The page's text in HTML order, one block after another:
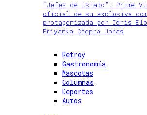
“Jefes de Estado”: Prime
oficial de su explosiva
protagonizada por Idris
Priyanka Chopra Jonas
Retroy
Gastronomía
Mascotas
Columnas
Deportes
Autos